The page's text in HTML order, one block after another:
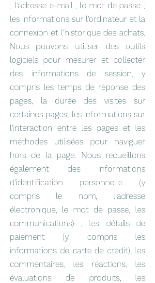
; l'adresse e-mail ; le mot de passe ;
les informations sur l'ordinateur et la
connexion et l'historique des achats.
Nous pouvons utiliser des outils
logiciels pour mesurer et collecter
des informations de session, y
compris les temps de réponse des
pages, la durée des visites sur
certaines pages, les informations sur
l'interaction entre les pages et les
méthodes utilisées pour naviguer
hors de la page. Nous recueillons
également des informations
d'identification personnelle (y
compris le nom, l'adresse
électronique, le mot de passe, les
communications) ; les détails de
paiement (y compris les
informations de carte de crédit), les
commentaires, les réactions, les
évaluations de produits, les